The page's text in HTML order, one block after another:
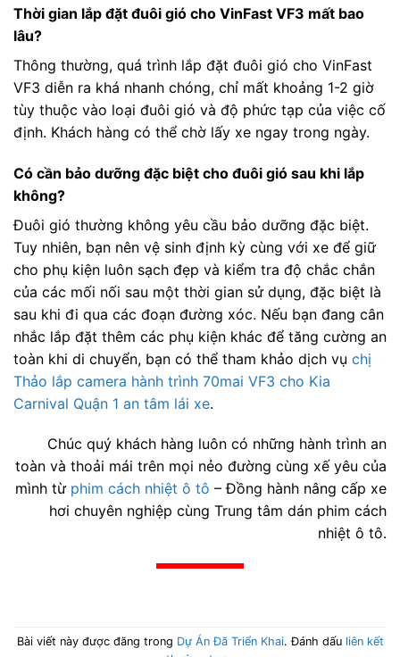
Thời gian lắp đặt đuôi gió cho VinFast VF3 mất bao
lâu?
Thông thường, quá trình lắp đặt đuôi gió cho VinFast
VF3 diễn ra khá nhanh chóng, chỉ mất khoảng 1-2 giờ
tùy thuộc vào loại đuôi gió và độ phức tạp của việc cố
định. Khách hàng có thể chờ lấy xe ngay trong ngày.
Có cần bảo dưỡng đặc biệt cho đuôi gió sau khi lắp
không?
Đuôi gió thường không yêu cầu bảo dưỡng đặc biệt.
Tuy nhiên, bạn nên vệ sinh định kỳ cùng với xe để giữ
cho phụ kiện luôn sạch đẹp và kiểm tra độ chắc chắn
của các mối nối sau một thời gian sử dụng, đặc biệt là
sau khi đi qua các đoạn đường xóc. Nếu bạn đang cân
nhắc lắp đặt thêm các phụ kiện khác để tăng cường an
toàn khi di chuyển, bạn có thể tham khảo dịch vụ chị
Thảo lắp camera hành trình 70mai VF3 cho Kia
Carnival Quận 1 an tâm lái xe.
Chúc quý khách hàng luôn có những hành trình an
toàn và thoải mái trên mọi nẻo đường cùng xế yêu của
mình từ phim cách nhiệt ô tô – Đồng hành nâng cấp xe
hơi chuyên nghiệp cùng Trung tâm dán phim cách
nhiệt ô tô.
Bài viết này được đăng trong Dự Án Đã Triển Khai. Đánh dấu liên kết